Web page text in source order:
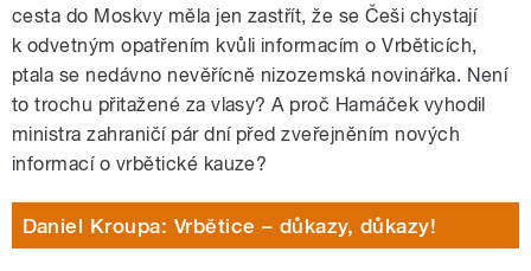
cesta do Moskvy měla jen zastřít, že se Češi chystají
k odvetným opatřením kvůli informacím o Vrběticích,
ptala se nedávno nevěřícně nizozemská novinářka. Není
to trochu přitažené za vlasy? A proč Hamáček vyhodil
ministra zahraničí pár dní před zveřejněním nových
informací o vrbětické kauze?
Daniel Kroupa: Vrbětice – důkazy, důkazy!